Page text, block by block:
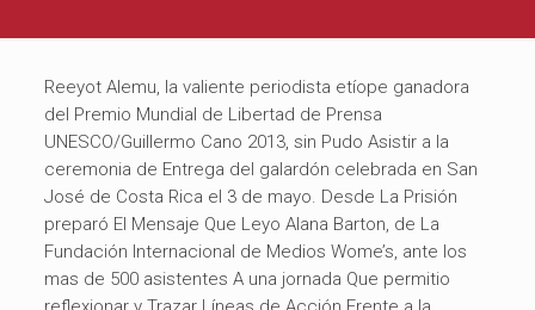
Reeyot Alemu, la valiente periodista etíope ganadora
del Premio Mundial de Libertad de Prensa
UNESCO/Guillermo Cano 2013, sin Pudo Asistir a la
ceremonia de Entrega del galardón celebrada en San
José de Costa Rica el 3 de mayo. Desde La Prisión
preparó El Mensaje Que Leyo Alana Barton, de La
Fundación Internacional de Medios Wome’s, ante los
mas de 500 asistentes A una jornada Que permitio